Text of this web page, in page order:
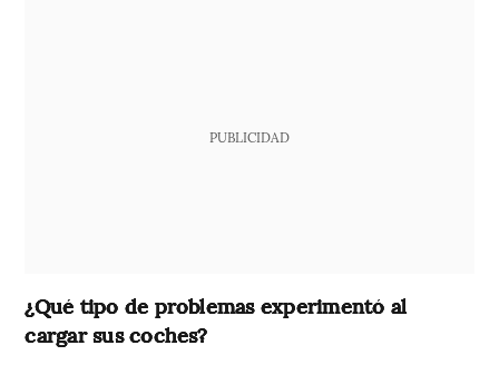
PUBLICIDAD
¿Qué tipo de problemas experimentó al
cargar sus coches?